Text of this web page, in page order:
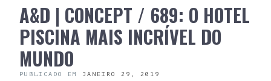
CONTENTA&D | CONCEPT / 689: O HOTEL
PISCINA MAIS INCRÍVEL DO
MUNDO
PUBLICADO EM JANEIRO 29, 2019